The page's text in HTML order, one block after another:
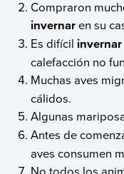
Compraron
invernaren su
Es difícil invernar
calefacción no
Muchas aves
cálidos.
Algunas
Antes de
aves consumen
No todos los